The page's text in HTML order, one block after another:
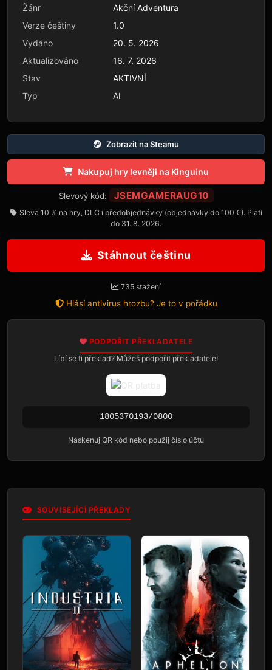
Žánr
Akční Adventura
Verze češtiny
1.0
Vydáno
20. 5. 2026
Aktualizováno
16. 7. 2026
Stav
AKTIVNÍ
Typ
AI
Zobrazit na Steamu
Nakupuj hry levněji na Kinguinu
Slevový kód: JSEMGAMERAUG10
Sleva 10 % na hry, DLC i předobjednávky (objednávky do 100 €). Platí
do 31. 8. 2026.
Stáhnout češtinu
735 stažení
Hlásí antivirus hrozbu? Je to v pořádku
PODPOŘIT PŘEKLADATELE
Líbí se ti překlad? Můžeš podpořit překladatele!
1805370193/0800
Naskenuj QR kód nebo použij číslo účtu
SOUVISEJÍCÍ PŘEKLADY